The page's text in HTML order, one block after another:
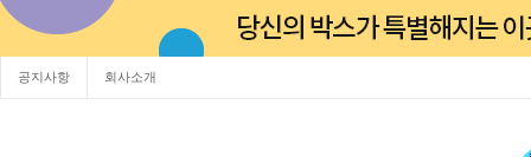
공지사항 회사소개